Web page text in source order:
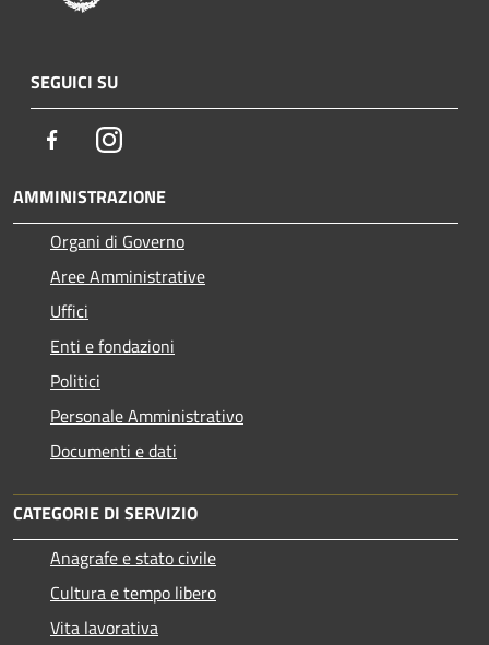
SEGUICI SU
FacebookInstagram
AMMINISTRAZIONE
Organi di Governo
Aree Amministrative
Uffici
Enti e fondazioni
Politici
Personale Amministrativo
Documenti e dati
CATEGORIE DI SERVIZIO
Anagrafe e stato civile
Cultura e tempo libero
Vita lavorativa